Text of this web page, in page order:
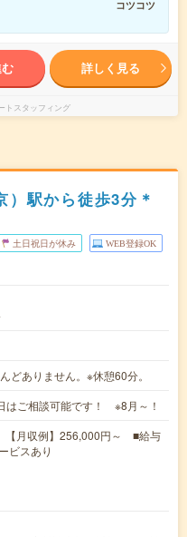
コツコツ
詳しく見る
トスタッフィング
）駅から徒歩3分＊
土日祝日が休み WEB登録OK
ありません。※休憩60分。
ご相談可能です！ ※8月～！
月収例】256,000円～ ■給与
ビスあり